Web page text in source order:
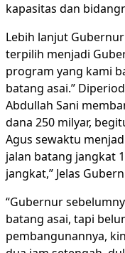
kapasitas dan
Lebih lanjut
terpilih menjadi
program yang kami
batang asai.”
Abdullah Sani
dana 250 milyar,
Agus sewaktu
jalan batang jangkat
jangkat,” Jelas
“Gubernur
batang asai, tapi
pembangunannya,